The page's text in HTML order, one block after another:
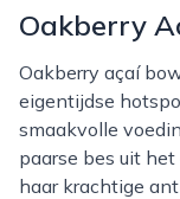
Oakberry
Oakberry açaí bowls in eindhoven is een kleurrijke en
eigentijdse
smaakvolle
paarse bes uit
haar krachtige